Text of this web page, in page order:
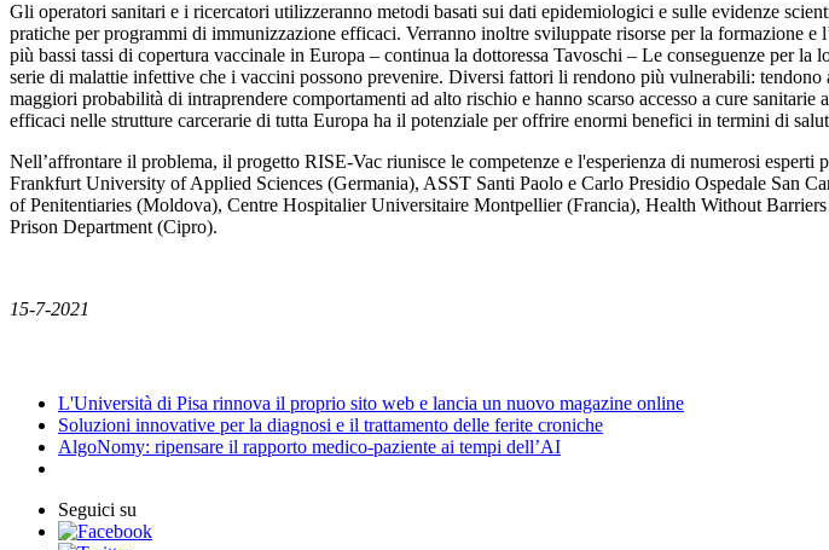
Gli operatori sanitari e i ricercatori utilizzeranno metodi basati sui dati epidemiologici e sulle evidenze
pratiche per programmi di immunizzazione efficaci. Verranno inoltre sviluppate risorse per la formazione
più bassi tassi di copertura vaccinale in Europa – continua la dottoressa Tavoschi – Le conseguenze per
serie di malattie infettive che i vaccini possono prevenire. Diversi fattori li rendono più vulnerabili:
maggiori probabilità di intraprendere comportamenti ad alto rischio e hanno scarso accesso a cure
efficaci nelle strutture carcerarie di tutta Europa ha il potenziale per offrire enormi benefici in termini di
Nell’affrontare il problema, il progetto RISE-Vac riunisce le competenze e l'esperienza di numerosi
Frankfurt University of Applied Sciences (Germania), ASST Santi Paolo e Carlo Presidio Ospedale
of Penitentiaries (Moldova), Centre Hospitalier Universitaire Montpellier (Francia), Health Without
Prison Department (Cipro).
15-7-2021
L'Università di Pisa rinnova il proprio sito web e lancia un nuovo magazine online
Soluzioni innovative per la diagnosi e il trattamento delle ferite croniche
AlgoNomy: ripensare il rapporto medico-paziente ai tempi dell’AI
Seguici su